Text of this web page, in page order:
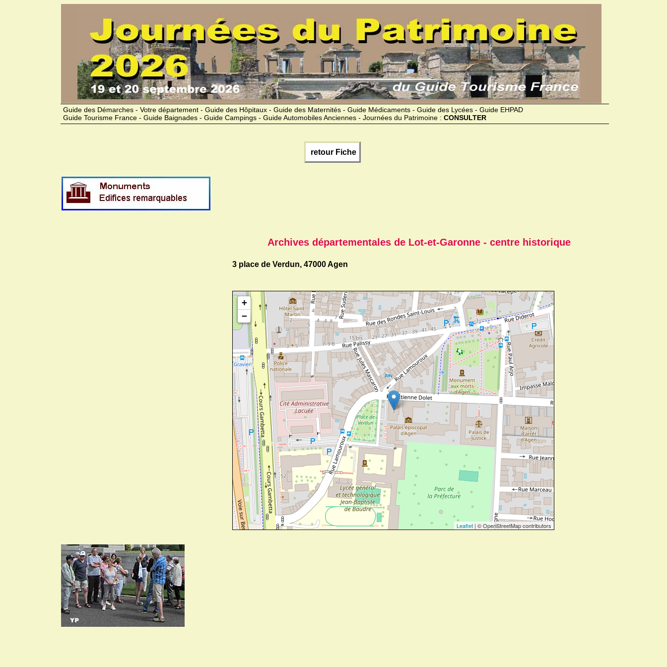
Guide des Démarches - Votre département - Guide des Hôpitaux - Guide des Maternités - Guide Médicaments - Guide des Lycées - Guide EHPAD
Guide Tourisme France - Guide Baignades - Guide Campings - Guide Automobiles Anciennes - Journées du Patrimoine : CONSULTER
retour Fiche
Archives départementales de Lot-et-Garonne - centre historique
3 place de Verdun, 47000 Agen
+
−
Leaflet| © OpenStreetMap contributors